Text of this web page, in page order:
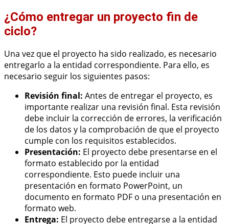
¿Cómo entregar un proyecto fin de
ciclo?
Una vez que el proyecto ha sido realizado, es necesario
entregarlo a la entidad correspondiente. Para ello, es
necesario seguir los siguientes pasos:
Revisión final: Antes de entregar el proyecto, es
importante realizar una revisión final. Esta revisión
debe incluir la corrección de errores, la verificación
de los datos y la comprobación de que el proyecto
cumple con los requisitos establecidos.
Presentación: El proyecto debe presentarse en el
formato establecido por la entidad
correspondiente. Esto puede incluir una
presentación en formato PowerPoint, un
documento en formato PDF o una presentación en
formato web.
Entrega: El proyecto debe entregarse a la entidad